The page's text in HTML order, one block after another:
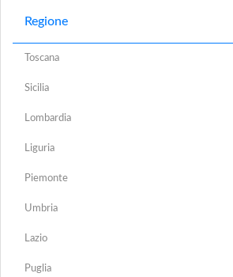
Regione
Toscana
Sicilia
Lombardia
Liguria
Piemonte
Umbria
Lazio
Puglia